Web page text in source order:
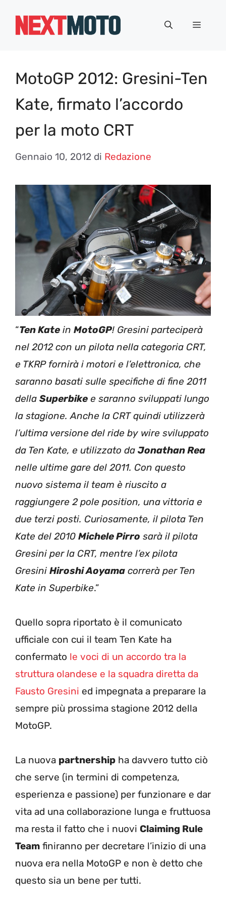
Menu
MotoGP 2012: Gresini-Ten
Kate, firmato l’accordo
per la moto CRT
Gennaio 10, 2012 di Redazione
“Ten Kate in MotoGP! Gresini parteciperà
nel 2012 con un pilota nella categoria CRT,
e TKRP fornirà i motori e l’elettronica, che
saranno basati sulle specifiche di fine 2011
della Superbike e saranno sviluppati lungo
la stagione. Anche la CRT quindi utilizzerà
l’ultima versione del ride by wire sviluppato
da Ten Kate, e utilizzato da Jonathan Rea
nelle ultime gare del 2011. Con questo
nuovo sistema il team è riuscito a
raggiungere 2 pole position, una vittoria e
due terzi posti. Curiosamente, il pilota Ten
Kate del 2010 Michele Pirro sarà il pilota
Gresini per la CRT, mentre l’ex pilota
Gresini Hiroshi Aoyama correrà per Ten
Kate in Superbike.”
Quello sopra riportato è il comunicato
ufficiale con cui il team Ten Kate ha
confermato le voci di un accordo tra la
struttura olandese e la squadra diretta da
Fausto Gresini ed impegnata a preparare la
sempre più prossima stagione 2012 della
MotoGP.
La nuova partnership ha davvero tutto ciò
che serve (in termini di competenza,
esperienza e passione) per funzionare e dar
vita ad una collaborazione lunga e fruttuosa
ma resta il fatto che i nuovi Claiming Rule
Team finiranno per decretare l’inizio di una
nuova era nella MotoGP e non è detto che
questo sia un bene per tutti.